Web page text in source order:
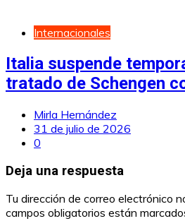
Internacionales
Italia suspende
tratado de Schengen
Mirla Hernández
31 de julio de 2026
0
Deja una respuesta
Tu dirección de correo electrónico
campos obligatorios están